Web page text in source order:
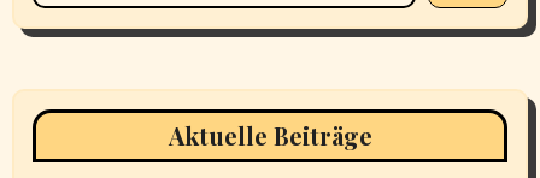
Aktuelle Beiträge